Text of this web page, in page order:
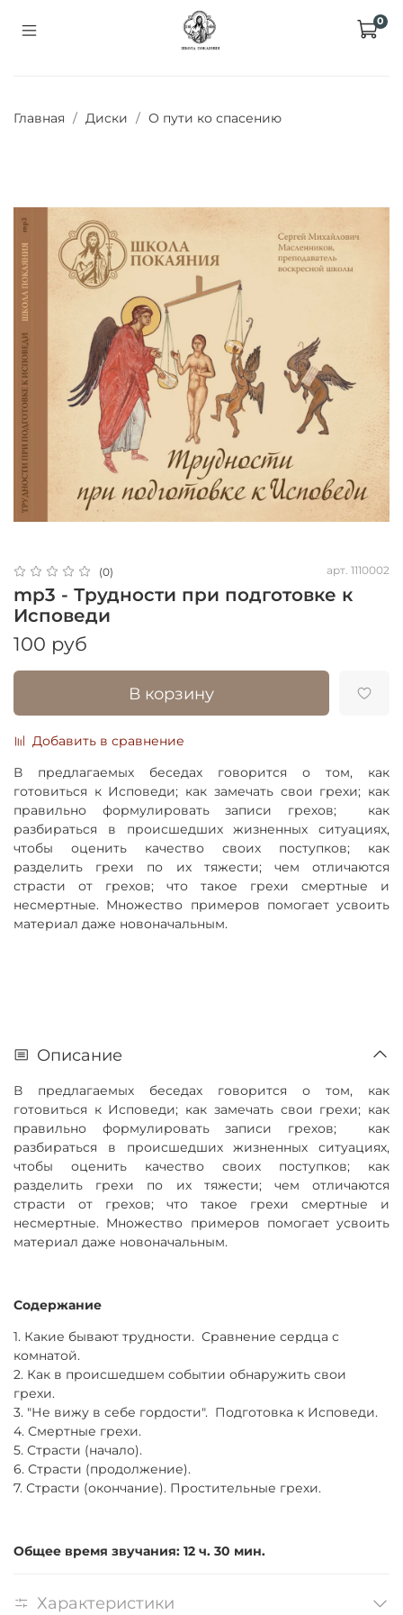
0
Главная Диски О пути ко спасению
(0) арт. 1110002
mp3 - Трудности при подготовке к
Исповеди
100 руб
В корзину
Добавить в сравнение
В предлагаемых беседах говорится о том, как
готовиться к Исповеди; как замечать свои грехи; как
правильно формулировать записи грехов; как
разбираться в происшедших жизненных ситуациях,
чтобы оценить качество своих поступков; как
разделить грехи по их тяжести; чем отличаются
страсти от грехов; что такое грехи смертные и
несмертные. Множество примеров помогает усвоить
материал даже новоначальным.
Описание
В предлагаемых беседах говорится о том, как
готовиться к Исповеди; как замечать свои грехи; как
правильно формулировать записи грехов; как
разбираться в происшедших жизненных ситуациях,
чтобы оценить качество своих поступков; как
разделить грехи по их тяжести; чем отличаются
страсти от грехов; что такое грехи смертные и
несмертные. Множество примеров помогает усвоить
материал даже новоначальным.
Содержание
1. Какие бывают трудности. Сравнение сердца с
комнатой.
2. Как в происшедшем событии обнаружить свои
грехи.
3. "Не вижу в себе гордости". Подготовка к Исповеди.
4. Смертные грехи.
5. Страсти (начало).
6. Страсти (продолжение).
7. Страсти (окончание). Простительные грехи.
Общее время звучания: 12 ч. 30 мин.
Характеристики